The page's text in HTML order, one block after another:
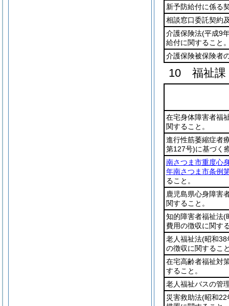
新予防給付に係る
相談窓口委託契約
介護保険法(平成9
給付に関すること
介護保険被保険者
10 福祉課
在宅身体障害者福
関すること。
進行性筋萎縮症者
第127号)に基づく
南さつま市重度心
年南さつま市条例
ること。
鹿児島県心身障害
関すること。
知的障害者福祉法(
費用の徴収に関す
老人福祉法(昭和38
の徴収に関するこ
在宅高齢者福祉対
すること。
老人福祉バスの管
災害救助法(昭和22